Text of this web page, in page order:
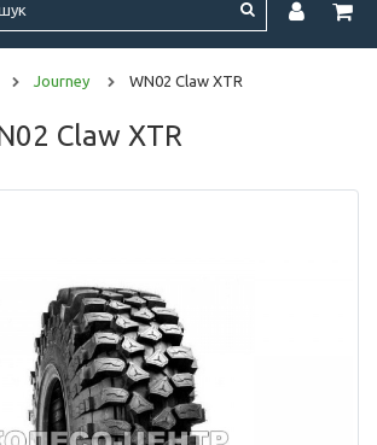
Journey WN02 Claw XTR
Claw XTR